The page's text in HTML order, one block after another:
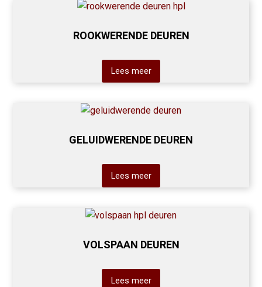
ROOKWERENDE DEUREN
Lees meer
GELUIDWERENDE DEUREN
Lees meer
VOLSPAAN DEUREN
Lees meer